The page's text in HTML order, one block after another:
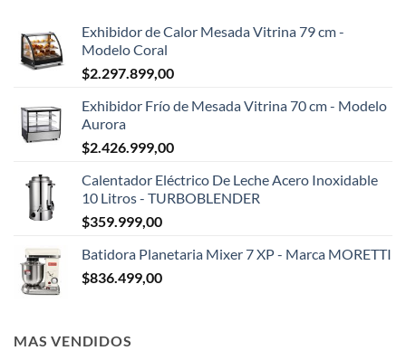
Exhibidor de Calor Mesada Vitrina 79 cm -
Modelo Coral
$2.297.899,00
Exhibidor Frío de Mesada Vitrina 70 cm - Modelo
Aurora
$2.426.999,00
Calentador Eléctrico De Leche Acero Inoxidable
10 Litros - TURBOBLENDER
$359.999,00
Batidora Planetaria Mixer 7 XP - Marca MORETTI
$836.499,00
MAS VENDIDOS